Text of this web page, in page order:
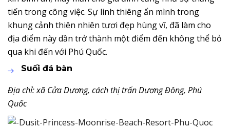
tiến trong công việc. Sự linh thiêng ẩn mình trong
khung cảnh thiên nhiên tươi đẹp hùng vĩ, đã làm cho
địa điểm này dần trở thành một điểm đến không thể bỏ
qua khi đến với Phú Quốc.
Suối đá bàn
Địa chỉ: xã Cửa Dương, cách thị trấn Dương Đông, Phú
Quốc